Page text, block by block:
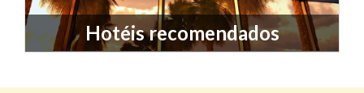
Hotéis recomendados